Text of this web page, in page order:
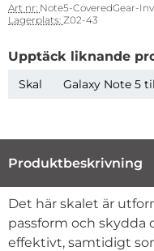
Art nr: Note5-CoveredGear-
Lagerplats: Z02-43
Upptäck liknande
Skal Galaxy Note 5
Produktbeskrivning
Det här skalet är
passform och skydda
effektivt, samtidigt